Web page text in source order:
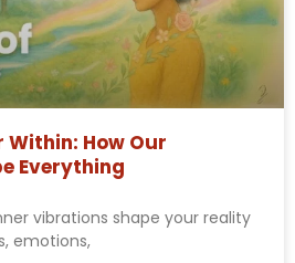
Within: How Our
Everything
vibrations shape your reality
emotions,